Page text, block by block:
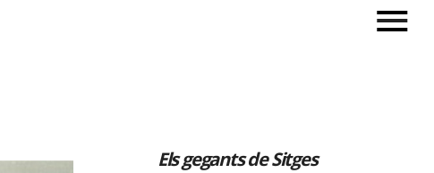
Els gegants de Sitges